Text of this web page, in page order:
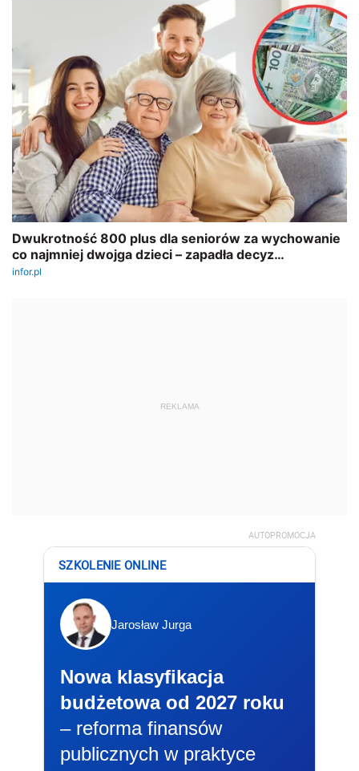
REKLAMA
AUTOPROMOCJA
SZKOLENIE ONLINE
Jarosław Jurga
Nowa klasyfikacja
budżetowa od 2027 roku
– reforma finansów
publicznych w praktyce